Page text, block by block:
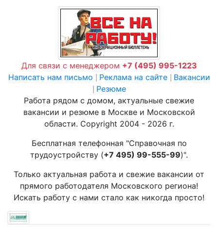
Для связи с менеджером +7 (495) 995-1223
Написать нам письмо
Реклама на сайте Вакансии
Резюме
Работа рядом с домом, актуальные свежие
вакансии и резюме в Москве и Московской
области. Copyright 2004 - 2026 г.
Бесплатная телефонная "Справочная по
трудоустройству (+7 495) 99-555-99)".
Только актуальная работа и свежие вакансии от
прямого работодателя Московского региона!
Искать работу с нами стало как никогда просто!